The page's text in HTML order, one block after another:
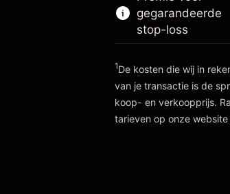
Ga naar het
gegarandeerde
stop-loss
1De kosten die wij in
van je transactie is de
koop- en verkoopprijs.
tarieven op onze